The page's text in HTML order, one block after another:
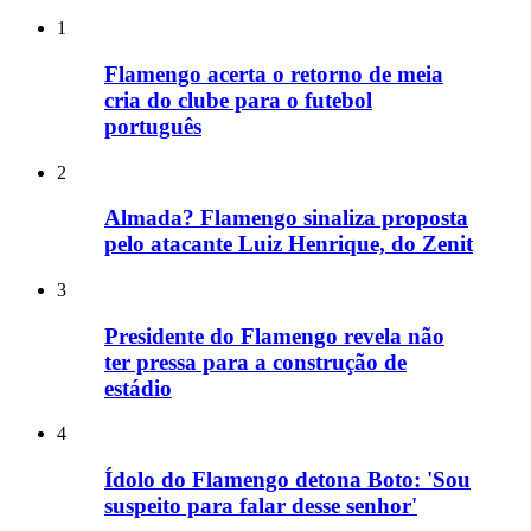
1
Flamengo acerta o retorno de meia
cria do clube para o futebol
português
2
Almada? Flamengo sinaliza proposta
pelo atacante Luiz Henrique, do Zenit
3
Presidente do Flamengo revela não
ter pressa para a construção de
estádio
4
Ídolo do Flamengo detona Boto: 'Sou
suspeito para falar desse senhor'